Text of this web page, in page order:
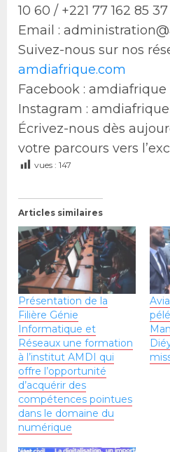
10 60 / +221 77 162 85 37
Email :
Suivez-nous sur nos
amdiafrique.com
Facebook : amdiafrique
Instagram : amdiafrique
Écrivez-nous dès
votre parcours vers
vues : 147
Articles similaires
Présentation de la
Filière Génie
Informatique et
Réseaux une formation
à l’institut AMDI qui
offre l’opportunité
d’acquérir des
compétences pointues
dans le domaine du
numérique